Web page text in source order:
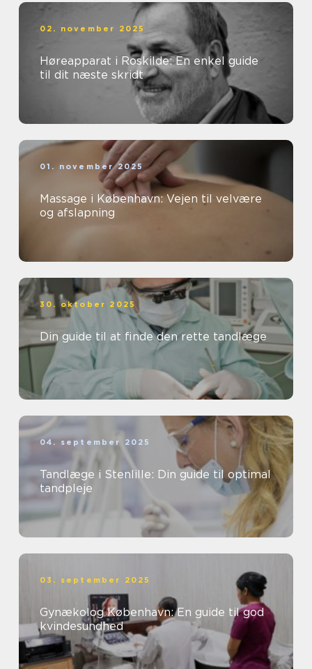
02. november 2025
Høreapparat i Roskilde: En enkel guide
til dit næste skridt
01. november 2025
Massage i København: Vejen til velvære
og afslapning
30. oktober 2025
Din guide til at finde den rette tandlæge
04. september 2025
Tandlæge i Stenlille: Din guide til optimal
tandpleje
03. september 2025
Gynækolog København: En guide til god
kvindesundhed